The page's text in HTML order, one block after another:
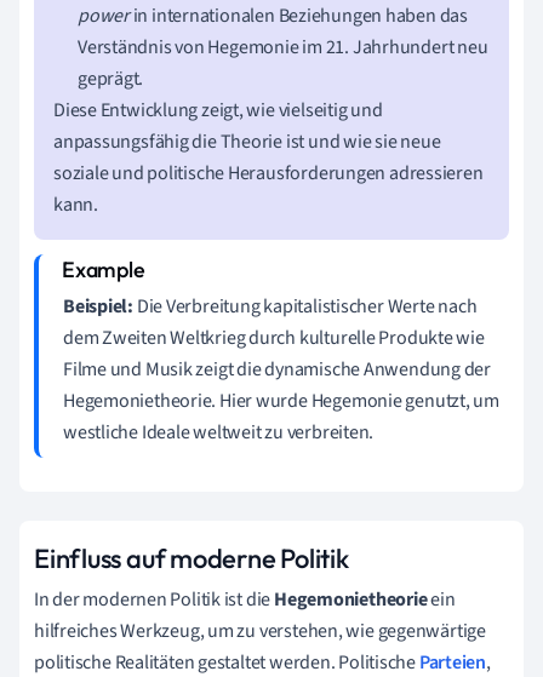
powerin internationalen Beziehungen haben das
Verständnis von Hegemonie im 21. Jahrhundert neu
geprägt.
Diese Entwicklung zeigt, wie vielseitig und
anpassungsfähig die Theorie ist und wie sie neue
soziale und politische Herausforderungen adressieren
kann.
Beispiel: Die Verbreitung kapitalistischer Werte nach
dem Zweiten Weltkrieg durch kulturelle Produkte wie
Filme und Musik zeigt die dynamische Anwendung der
Hegemonietheorie. Hier wurde Hegemonie genutzt, um
westliche Ideale weltweit zu verbreiten.
Einfluss auf moderne Politik
In der modernen Politik ist dieHegemonietheorieein
hilfreiches Werkzeug, um zu verstehen, wie gegenwärtige
politische Realitäten gestaltet werden. PolitischeParteien,